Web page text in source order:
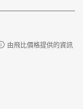
Stay or Should
由飛比價格提供的資訊